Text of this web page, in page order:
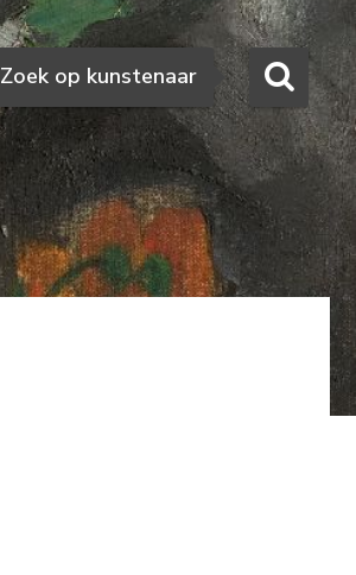
Zoeken
Zoek op kunstenaar